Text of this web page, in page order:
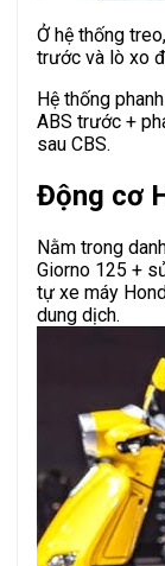
Ở hệ thống
trước và lò xo
Hệ thống
ABS trước +
sau CBS.
Động cơ
Nằm trong
Giorno 125 +
tự xe máy
dung dịch.